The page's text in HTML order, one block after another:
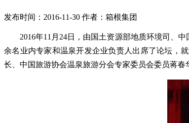
发布时间：2016-11-30 作者：箱根集团
2016年11月24日，由国土资源部地质环境司、
余名业内专家和温泉开发企业负责人出席了论坛，
长、中国旅游协会温泉旅游分会专家委员会委员蒋春